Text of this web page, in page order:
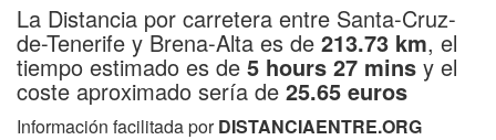
La Distancia por carretera entre Santa-Cruz-
de-Tenerife y Brena-Alta es de 213.73 km, el
tiempo estimado es de 5 hours 27 mins y el
coste aproximado sería de 25.65 euros
Información facilitada porDISTANCIAENTRE.ORG